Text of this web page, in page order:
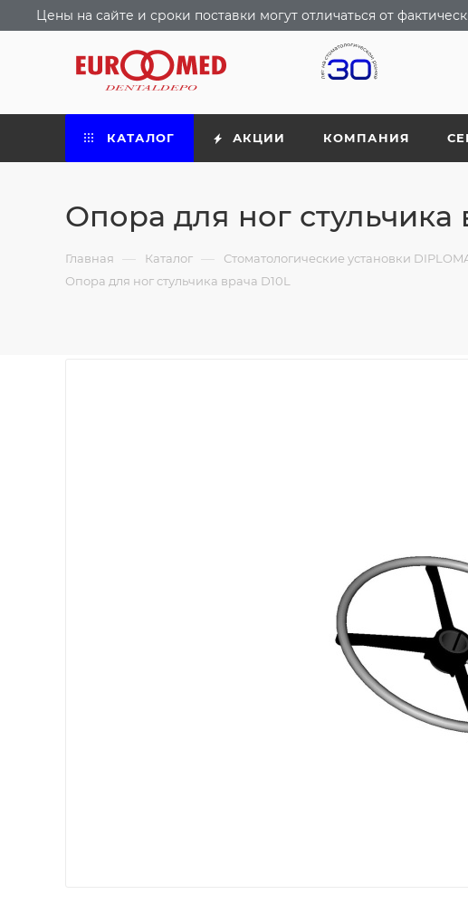
Цены на сайте и сроки поставки могут отличаться от
КАТАЛОГ АКЦИИ КОМПАНИЯ
Опора для ног стульчика
Главная — Каталог — Стоматологические установки
Опора для ног стульчика врача D10L